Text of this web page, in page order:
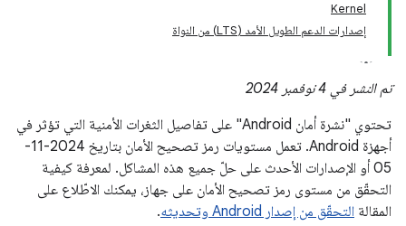
Kernel
إصدارات الدعم الطويل الأمد (LTS) من النواة
تم النشر في 4 نوفمبر 2024
تحتوي "نشرة أمان Android" على تفاصيل الثغرات الأمنية التي تؤثر في
أجهزة Android. تعمل مستويات رمز تصحيح الأمان بتاريخ 2024-11-
05 أو الإصدارات الأحدث على حلّ جميع هذه المشاكل. لمعرفة كيفية
التحقّق من مستوى رمز تصحيح الأمان على جهاز، يمكنك الاطّلاع على
المقالة التحقّق من إصدار Android وتحديثه
.